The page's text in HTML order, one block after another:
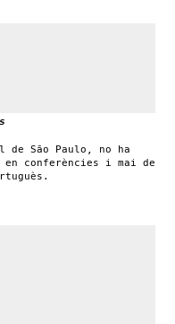
São Paulo, no ha
en conferències i mai de